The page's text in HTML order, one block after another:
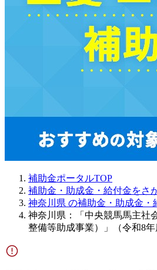
補助金ポータルTOP
補助金・助成金・給付金をさ
神奈川県 の補助金・助成金・
神奈川県：「中央競馬馬主社
整備等助成事業）」（令和8年